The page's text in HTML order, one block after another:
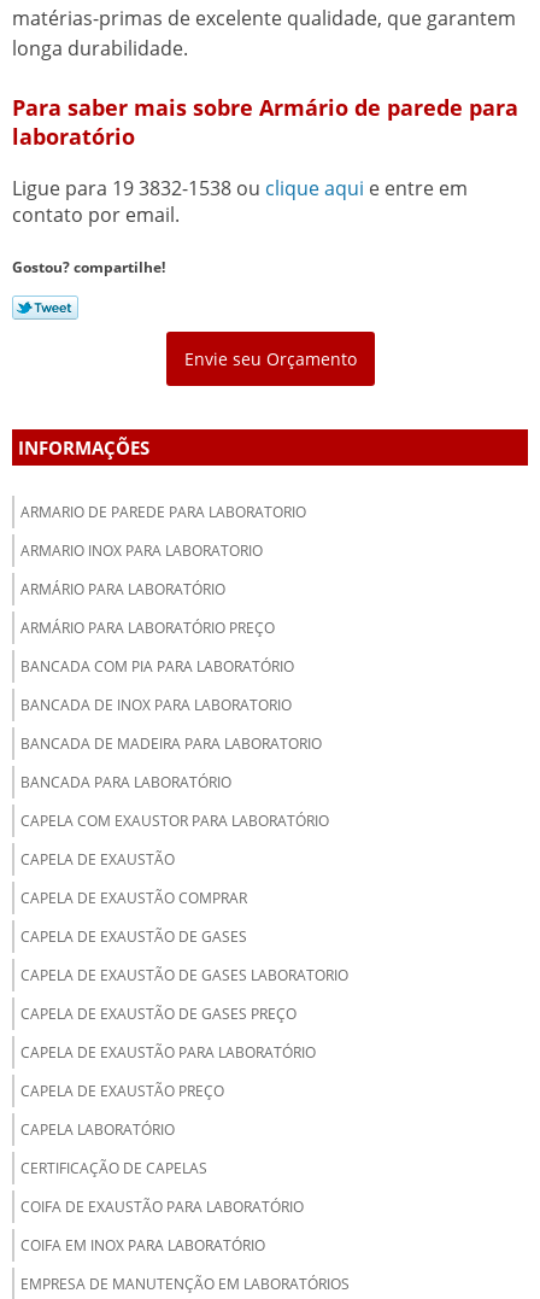
matérias-primas de excelente qualidade, que garantem
longa durabilidade.
Para saber mais sobre Armário de parede para
laboratório
Ligue para 19 3832-1538 ou clique aqui e entre em
contato por email.
Gostou? compartilhe!
Envie seu Orçamento
INFORMAÇÕES
ARMARIO DE PAREDE PARA LABORATORIO
ARMARIO INOX PARA LABORATORIO
ARMÁRIO PARA LABORATÓRIO
ARMÁRIO PARA LABORATÓRIO PREÇO
BANCADA COM PIA PARA LABORATÓRIO
BANCADA DE INOX PARA LABORATORIO
BANCADA DE MADEIRA PARA LABORATORIO
BANCADA PARA LABORATÓRIO
CAPELA COM EXAUSTOR PARA LABORATÓRIO
CAPELA DE EXAUSTÃO
CAPELA DE EXAUSTÃO COMPRAR
CAPELA DE EXAUSTÃO DE GASES
CAPELA DE EXAUSTÃO DE GASES LABORATORIO
CAPELA DE EXAUSTÃO DE GASES PREÇO
CAPELA DE EXAUSTÃO PARA LABORATÓRIO
CAPELA DE EXAUSTÃO PREÇO
CAPELA LABORATÓRIO
CERTIFICAÇÃO DE CAPELAS
COIFA DE EXAUSTÃO PARA LABORATÓRIO
COIFA EM INOX PARA LABORATÓRIO
EMPRESA DE MANUTENÇÃO EM LABORATÓRIOS